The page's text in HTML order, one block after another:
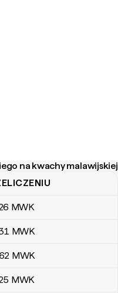
na kwachy malawijskiej
na kwachy malawijskiej
MWK
MWK
MWK
MWK